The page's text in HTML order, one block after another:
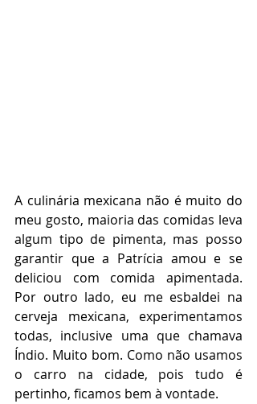
A culinária mexicana não é muito do
meu gosto, maioria das comidas leva
algum tipo de pimenta, mas posso
garantir que a Patrícia amou e se
deliciou com comida apimentada.
Por outro lado, eu me esbaldei na
cerveja mexicana, experimentamos
todas, inclusive uma que chamava
Índio. Muito bom. Como não usamos
o carro na cidade, pois tudo é
pertinho, ficamos bem à vontade.